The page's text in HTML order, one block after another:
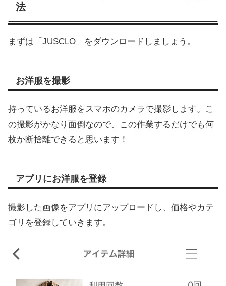
法
まずは「JUSCLO」をダウンロードしましょう。
お洋服を撮影
持っているお洋服をスマホのカメラで撮影します。こ
の撮影がかなり面倒なので、この作業するだけでも何
枚か断捨離できると思います！
アプリにお洋服を登録
撮影した画像をアプリにアップロードし、価格やカテ
ゴリを登録していきます。